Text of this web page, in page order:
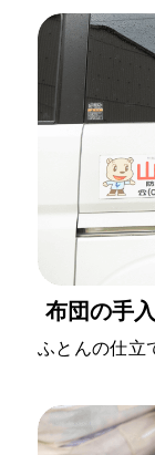
布団の手
ふとんの仕立